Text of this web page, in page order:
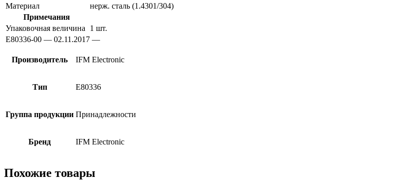
Материал
нерж. сталь (1.4301/304)
Примечания
Упаковочная величина
1 шт.
E80336-00 — 02.11.2017 —
Производитель IFM Electronic
Тип E80336
Группа продукции Принадлежности
Бренд IFM Electronic
Похожие товары